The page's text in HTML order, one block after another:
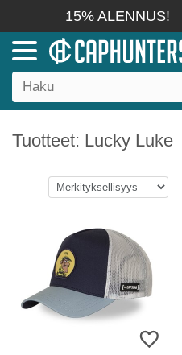
15% ALENNUS!
Tuotteet: Lucky Luke